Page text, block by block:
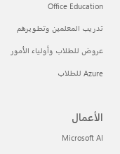
Office Education
تدريب المعلمين وتطويرهم
عروض للطلاب وأولياء الأمور
Azure للطلاب
الأعمال
Microsoft AI